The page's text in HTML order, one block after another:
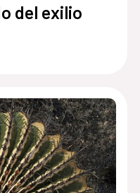
del exilio